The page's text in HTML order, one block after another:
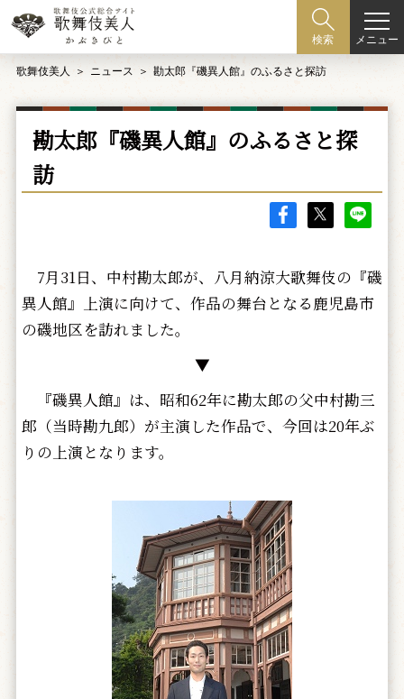
検索 メニュー
歌舞伎美人 ニュース 勘太郎『磯異人館』のふるさと探訪
勘太郎『磯異人館』のふるさと探
訪
7月31日、中村勘太郎が、八月納涼大歌舞伎の『磯
異人館』上演に向けて、作品の舞台となる鹿児島市
の磯地区を訪れました。
▼
『磯異人館』は、昭和62年に勘太郎の父中村勘三
郎（当時勘九郎）が主演した作品で、今回は20年ぶ
りの上演となります。